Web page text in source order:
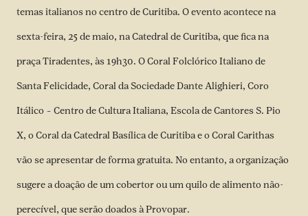
temas italianos no centro de Curitiba. O evento acontece na
sexta-feira, 25 de maio, na Catedral de Curitiba, que fica na
praça Tiradentes, às 19h30. O Coral Folclórico Italiano de
Santa Felicidade, Coral da Sociedade Dante Alighieri, Coro
Itálico – Centro de Cultura Italiana, Escola de Cantores S. Pio
X, o Coral da Catedral Basílica de Curitiba e o Coral Carithas
vão se apresentar de forma gratuita. No entanto, a organização
sugere a doação de um cobertor ou um quilo de alimento não-
perecível, que serão doados à Provopar.